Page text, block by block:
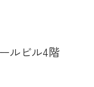
ルビル4階